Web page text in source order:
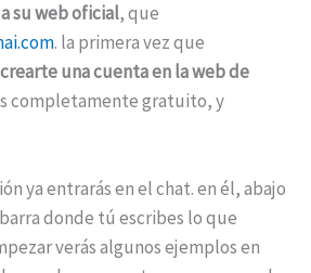
su web oficial, que
. la primera vez que
una cuenta en la web de
completamente gratuito, y
ya entrarás en el chat. en él, abajo
donde tú escribes lo que
verás algunos ejemplos en